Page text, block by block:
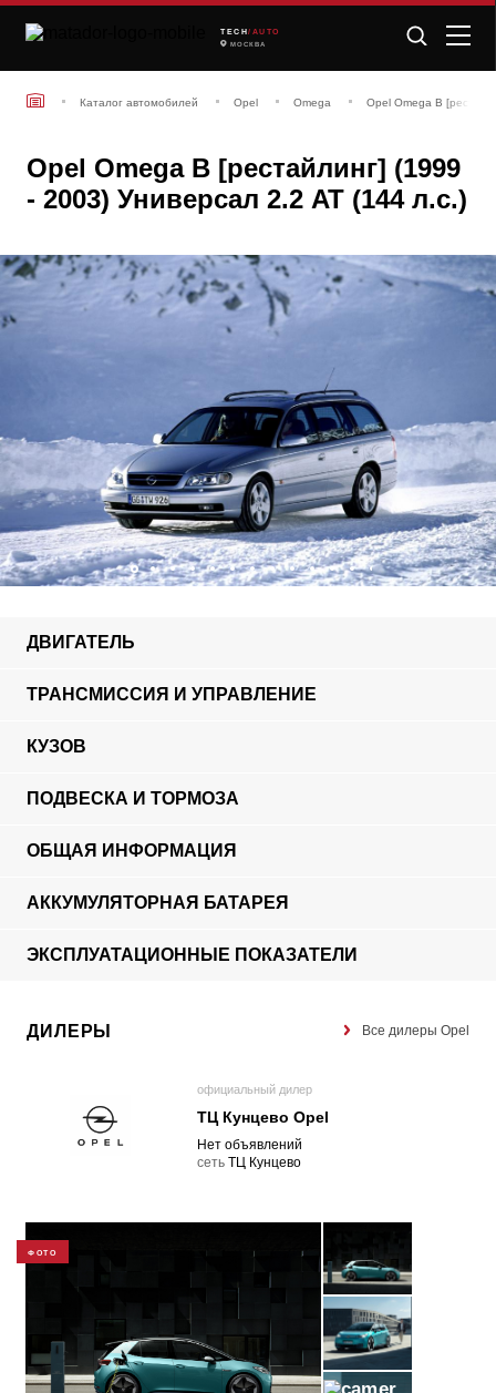
TECH /AUTO
МОСКВА
Каталог автомобилей Opel Omega Opel Omega B
Opel Omega B [рестайлинг] (1999
- 2003) Универсал 2.2 AT (144 л.с.)
ДВИГАТЕЛЬ
ТРАНСМИССИЯ И УПРАВЛЕНИЕ
КУЗОВ
ПОДВЕСКА И ТОРМОЗА
ОБЩАЯ ИНФОРМАЦИЯ
АККУМУЛЯТОРНАЯ БАТАРЕЯ
ЭКСПЛУАТАЦИОННЫЕ ПОКАЗАТЕЛИ
ДИЛЕРЫ Все дилеры Opel
официальный дилер
ТЦ Кунцево Opel
Нет объявлений
cеть ТЦ Кунцево
ФОТО